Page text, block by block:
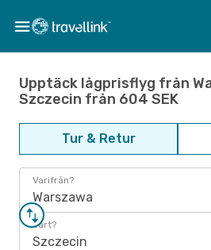
Upptäck lågprisflyg från
Szczecin från 604 SEK
Tur & Retur
Varifrån?
Warszawa
Vart?
Szczecin